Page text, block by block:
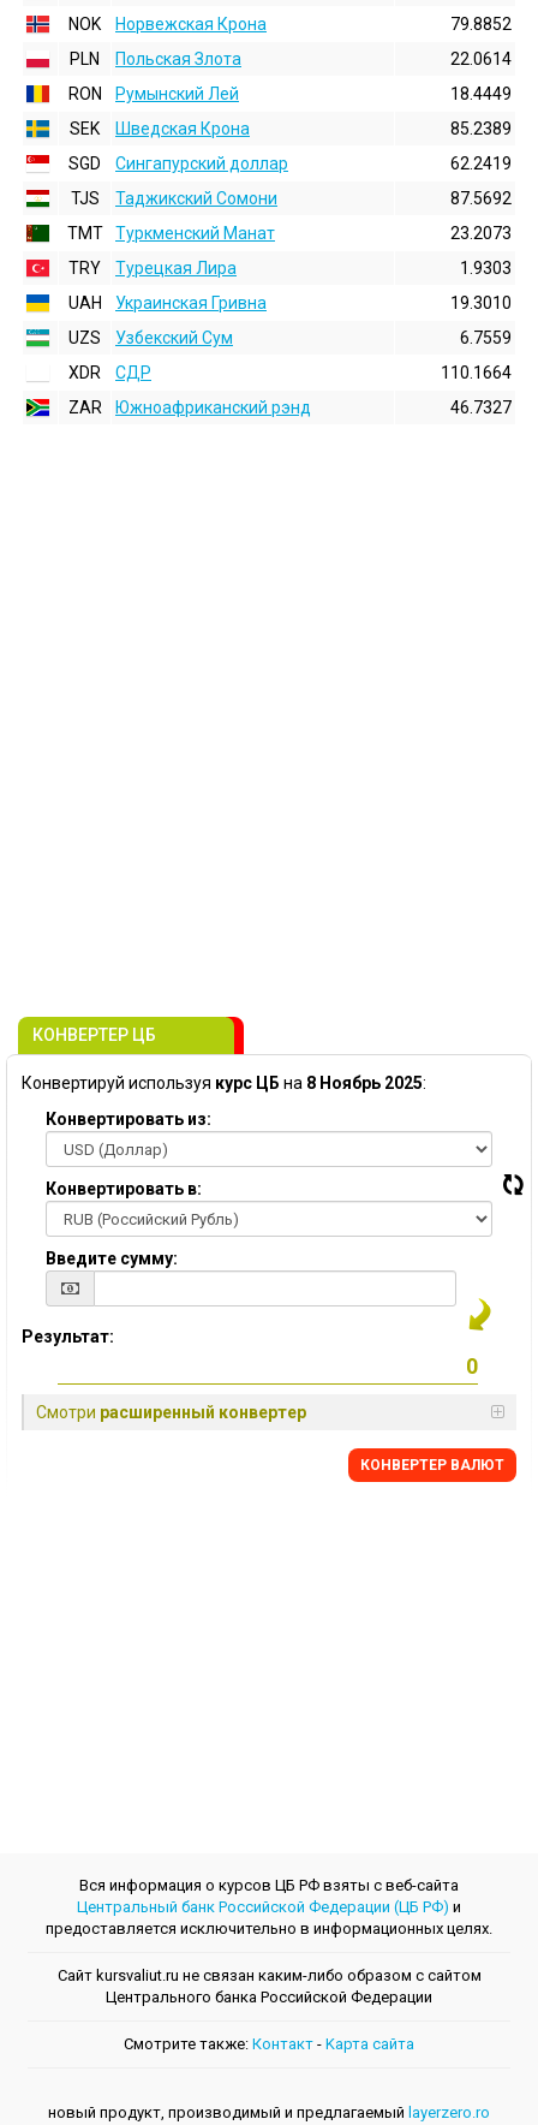
NOK
Норвежская Крона
79.8852
PLN
Польская Злота
22.0614
RON
Румынский Лей
18.4449
SEK
Шведская Крона
85.2389
SGD
Сингапурский доллар
62.2419
TJS
Таджикский Сомони
87.5692
TMT
Туркменский Манат
23.2073
TRY
Турецкая Лира
1.9303
UAH
Украинская Гривна
19.3010
UZS
Узбекский Сум
6.7559
XDR
СДР
110.1664
ZAR
Южноафриканский рэнд 46.7327
КОНВЕРТЕР ЦБ
Конвертируй используя курс ЦБ на 8 Ноябрь 2025:
Конвертировать из:
Конвертировать в:
Введите сумму:
Результат:
Смотри расширенный конвертер
КОНВЕРТЕР ВАЛЮТ
Вся информация о курсов ЦБ РФ взяты с веб-сайта
Центральный банк Российской Федерации (ЦБ РФ) и
предоставляется исключительно в информационных целях.
Сайт kursvaliut.ru не связан каким-либо образом с сайтом
Центрального банкa Российской Федерации
Смотрите также: Контакт - Kарта сайта
новый продукт, производимый и предлагаемый layerzero.ro